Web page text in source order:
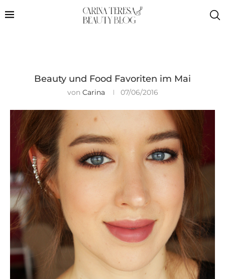
Beauty und Food Favoriten im Mai
von Carina 07/06/2016